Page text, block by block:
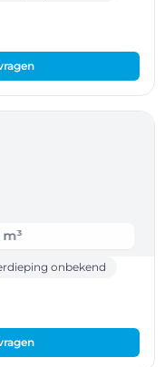
m³
onbekend